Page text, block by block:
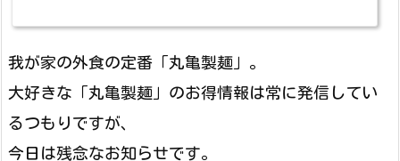
我が家の外食の定番「丸亀製麺」。
大好きな「丸亀製麺」のお得情報は常に発信してい
るつもりですが、
今日は残念なお知らせです。